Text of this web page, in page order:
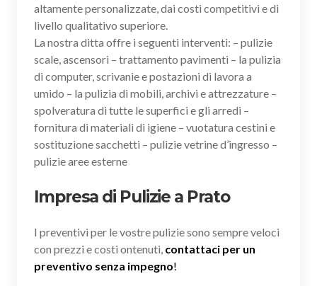
altamente personalizzate, dai costi competitivi e di
livello qualitativo superiore.
La nostra ditta offre i seguenti interventi: – pulizie
scale, ascensori – trattamento pavimenti – la pulizia
di computer, scrivanie e postazioni di lavora a
umido – la pulizia di mobili, archivi e attrezzature –
spolveratura di tutte le superfici e gli arredi –
fornitura di materiali di igiene – vuotatura cestini e
sostituzione sacchetti – pulizie vetrine d’ingresso –
pulizie aree esterne
Impresa di Pulizie a Prato
I preventivi per le vostre pulizie sono sempre veloci
con prezzi e costi ontenuti, contattaci per un
preventivo senza impegno!